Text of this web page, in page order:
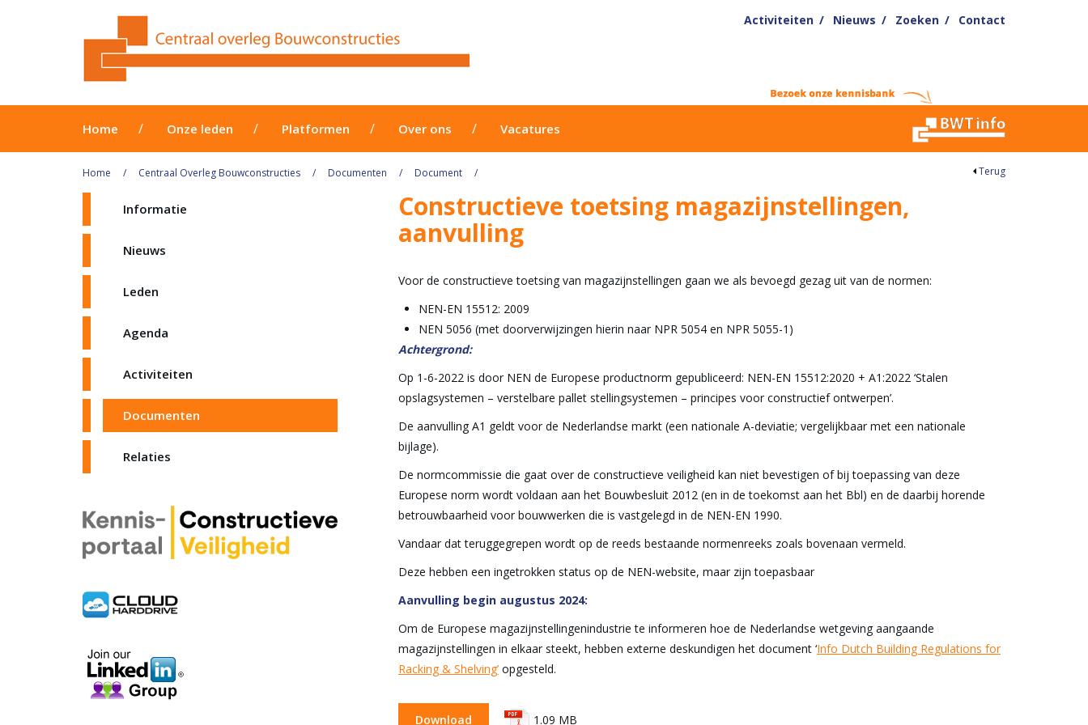
Activiteiten Nieuws Zoeken Contact
Home Onze leden Platformen Over ons Vacatures
Home Centraal Overleg Bouwconstructies Documenten Document Terug
Informatie
Nieuws
Leden
Agenda
Activiteiten
Documenten
Relaties
Constructieve toetsing magazijnstellingen,
aanvulling
Voor de constructieve toetsing van magazijnstellingen gaan we als bevoegd gezag uit van de normen:
NEN-EN 15512: 2009
NEN 5056 (met doorverwijzingen hierin naar NPR 5054 en NPR 5055-1)
Achtergrond:
Op 1-6-2022 is door NEN de Europese productnorm gepubliceerd: NEN-EN 15512:2020 + A1:2022 ‘Stalen
opslagsystemen – verstelbare pallet stellingsystemen – principes voor constructief ontwerpen’.
De aanvulling A1 geldt voor de Nederlandse markt (een nationale A-deviatie; vergelijkbaar met een nationale
bijlage).
De normcommissie die gaat over de constructieve veiligheid kan niet bevestigen of bij toepassing van deze
Europese norm wordt voldaan aan het Bouwbesluit 2012 (en in de toekomst aan het Bbl) en de daarbij horende
betrouwbaarheid voor bouwwerken die is vastgelegd in de NEN-EN 1990.
Vandaar dat teruggegrepen wordt op de reeds bestaande normenreeks zoals bovenaan vermeld.
Deze hebben een ingetrokken status op de NEN-website, maar zijn toepasbaar
Aanvulling begin augustus 2024:
Om de Europese magazijnstellingenindustrie te informeren hoe de Nederlandse wetgeving aangaande
magazijnstellingen in elkaar steekt, hebben externe deskundigen het document ‘Info Dutch Building Regulations for
Racking & Shelving’ opgesteld.
Download 1.09 MB